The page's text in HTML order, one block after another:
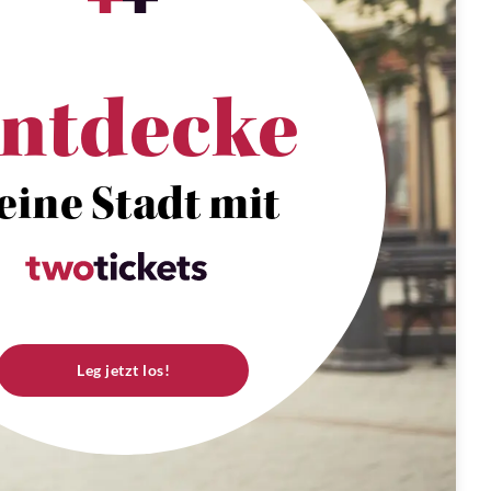
Stadt mit
Leg jetzt los!